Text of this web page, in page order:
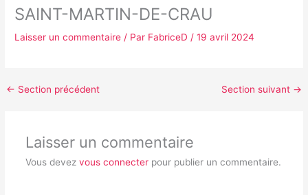
SAINT-MARTIN-DE-CRAU
Laisser un commentaire / Par FabriceD/19 avril 2024
← Section précédent Section suivant →
Laisser un commentaire
Vous devez vous connecterpour publier un commentaire.